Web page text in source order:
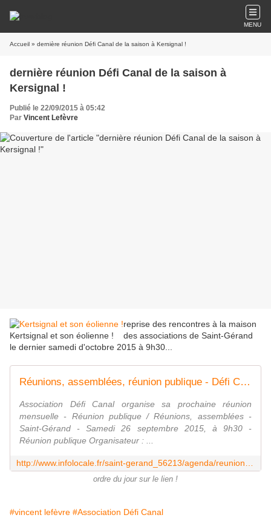
MENU
Accueil » dernière réunion Défi Canal de la saison à Kersignal !
dernière réunion Défi Canal de la saison à
Kersignal !
Publié le 22/09/2015 à 05:42
Par Vincent Lefèvre
Kertsignal et son éolienne !
reprise des rencontres à la maison
des associations de Saint-Gérand
le dernier samedi d'octobre 2015 à 9h30...
Réunions, assemblées, réunion publique - Défi Canal - Saint-Gérand 56920 - infolocale.fr
Association Défi Canal organise sa prochaine réunion
mensuelle - Réunion publique / Réunions, assemblées -
Saint-Gérand - Samedi 26 septembre 2015, à 9h30 -
Réunion publique Organisateur : ...
ordre du jour sur le lien !
#vincent lefèvre #Association Défi Canal